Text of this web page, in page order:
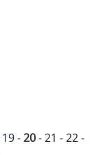
19-20-21 -22-